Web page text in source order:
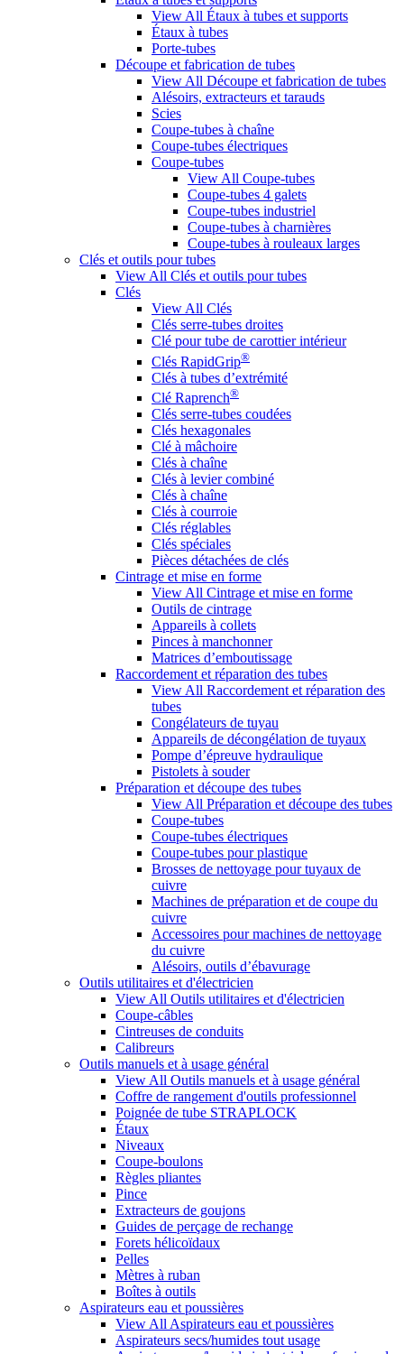
View All Étaux à tubes et supports
Étaux à tubes
Porte-tubes
Découpe et fabrication de tubes
View All Découpe et fabrication de tubes
Alésoirs, extracteurs et tarauds
Scies
Coupe-tubes à chaîne
Coupe-tubes électriques
Coupe-tubes
View All Coupe-tubes
Coupe-tubes 4 galets
Coupe-tubes industriel
Coupe-tubes à charnières
Coupe-tubes à rouleaux larges
Clés et outils pour tubes
View All Clés et outils pour tubes
Clés
View All Clés
Clés serre-tubes droites
Clé pour tube de carottier intérieur
Clés RapidGrip®
Clés à tubes d’extrémité
Clé Raprench®
Clés serre-tubes coudées
Clés hexagonales
Clé à mâchoire
Clés à chaîne
Clés à levier combiné
Clés à chaîne
Clés à courroie
Clés réglables
Clés spéciales
Pièces détachées de clés
Cintrage et mise en forme
View All Cintrage et mise en forme
Outils de cintrage
Appareils à collets
Pinces à manchonner
Matrices d’emboutissage
Raccordement et réparation des tubes
View All Raccordement et réparation des
tubes
Congélateurs de tuyau
Appareils de décongélation de tuyaux
Pompe d’épreuve hydraulique
Pistolets à souder
Préparation et découpe des tubes
View All Préparation et découpe des tubes
Coupe-tubes
Coupe-tubes électriques
Coupe-tubes pour plastique
Brosses de nettoyage pour tuyaux de
cuivre
Machines de préparation et de coupe du
cuivre
Accessoires pour machines de nettoyage
du cuivre
Alésoirs, outils d’ébavurage
Outils utilitaires et d'électricien
View All Outils utilitaires et d'électricien
Coupe-câbles
Cintreuses de conduits
Calibreurs
Outils manuels et à usage général
View All Outils manuels et à usage général
Coffre de rangement d'outils professionnel
Poignée de tube STRAPLOCK
Étaux
Niveaux
Coupe-boulons
Règles pliantes
Pince
Extracteurs de goujons
Guides de perçage de rechange
Forets hélicoïdaux
Pelles
Mètres à ruban
Boîtes à outils
Aspirateurs eau et poussières
View All Aspirateurs eau et poussières
Aspirateurs secs/humides tout usage